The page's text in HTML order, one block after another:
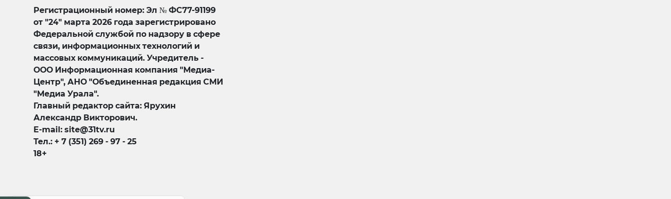
Регистрационный номер: Эл № ФС77-91199
от "24" марта 2026 года зарегистрировано
Федеральной службой по надзору в сфере
связи, информационных технологий и
массовых коммуникаций. Учредитель -
ООО Информационная компания "Медиа-
Центр", АНО "Объединенная редакция СМИ
"Медиа Урала".
Главный редактор сайта: Ярухин
Александр Викторович.
E-mail: site@31tv.ru
Тел.: + 7 (351) 269 - 97 - 25
18+